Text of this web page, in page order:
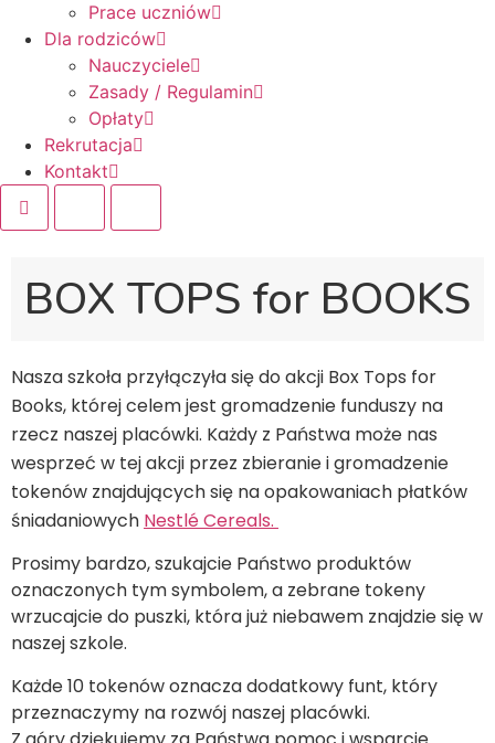
Prace uczniów
Dla rodziców
Nauczyciele
Zasady / Regulamin
Opłaty
Rekrutacja
Kontakt
BOX TOPS for BOOKS
Nasza szkoła przyłączyła się do akcji Box Tops for
Books, której celem jest gromadzenie funduszy na
rzecz naszej placówki. Każdy z Państwa może nas
wesprzeć w tej akcji przez zbieranie i gromadzenie
tokenów znajdujących się na opakowaniach płatków
śniadaniowych Nestlé Cereals.
Prosimy bardzo, szukajcie Państwo produktów
oznaczonych tym symbolem, a zebrane tokeny
wrzucajcie do puszki, która już niebawem znajdzie się w
naszej szkole.
Każde 10 tokenów oznacza dodatkowy funt, który
przeznaczymy na rozwój naszej placówki.